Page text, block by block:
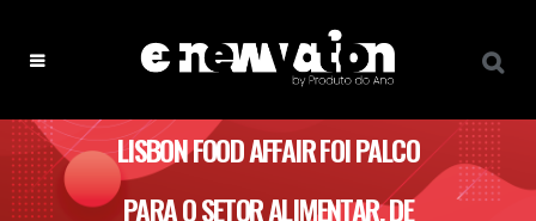
LISBON FOOD AFFAIR FOI PALCO
PARA O SETOR ALIMENTAR, DE